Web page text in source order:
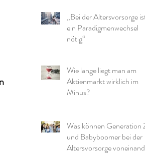
„Bei der Altersvorsorge ist
ein Paradigmenwechsel
nötig“
Wie lange liegt man am
Aktienmarkt wirklich im
Minus?
Was können Generation Z
und Babyboomer bei der
Altersvorsorge voneinander